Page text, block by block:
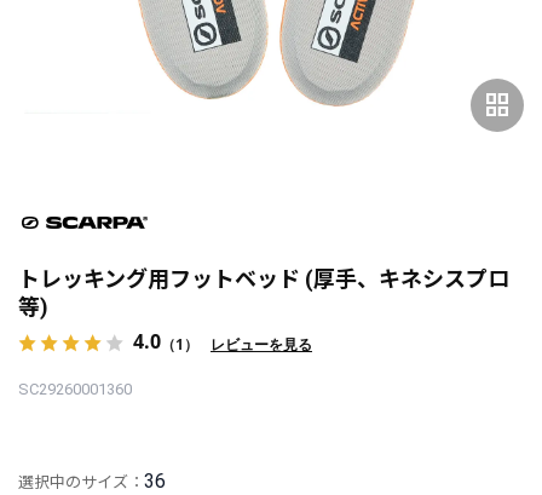
grid_view
トレッキング用フットベッド (厚手、キネシスプロ
等)
4.0 （1） レビューを見る
SC29260001360
選択中のサイズ： 36